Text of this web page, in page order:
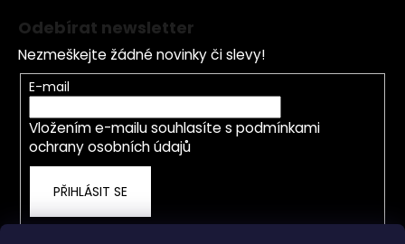
Odebírat newsletter
Nezmeškejte žádné novinky či slevy!
E-mail
Vložením e-mailu souhlasíte s podmínkami
ochrany osobních údajů
PŘIHLÁSIT SE